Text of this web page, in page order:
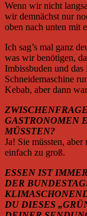
Wenn wir nicht
wir demnächst nur
oben nach unten mit
Ich sag’s mal ganz
was wir benötigen,
Imbissbuden und
Schneidemaschine
Kebab, aber dann
GASTRONOMEN
MÜSSTEN?
Ja! Sie müssten,
einfach zu groß.
ESSEN IST
DER
DU DIESES